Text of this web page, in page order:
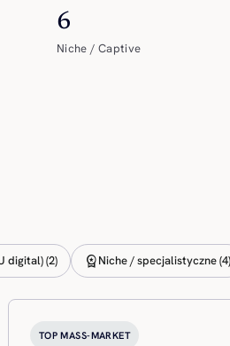
6
Niche / Captive
digital) (2) workspace_premiumNiche / specjalistyczne (4)
TOP MASS-MARKET